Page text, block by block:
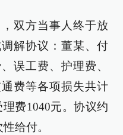
双方当事人终于放
解协议：董某、付
误工费、护理费、
费等各项损失共计
费1040元。协议约
给付。